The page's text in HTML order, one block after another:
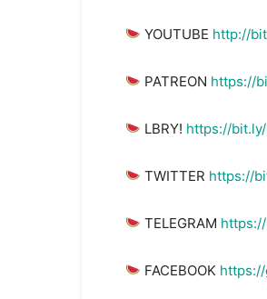
YOUTUBE http://
PATREON https://
LBRY! https://
TWITTER https://
TELEGRAM
FACEBOOK